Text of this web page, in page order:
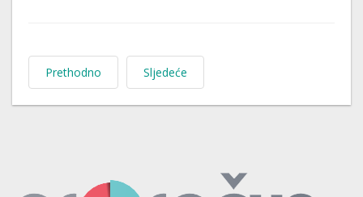
Prethodno Sljedeće